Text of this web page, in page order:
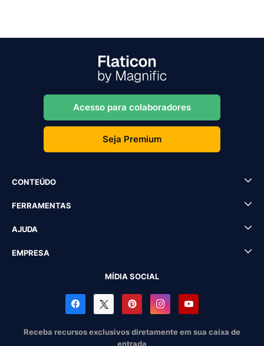
Acesso para colaboradores
Seja Premium
CONTEÚDO
FERRAMENTAS
AJUDA
EMPRESA
MÍDIA SOCIAL
Receba recursos exclusivos diretamente em sua caixa de
entrada